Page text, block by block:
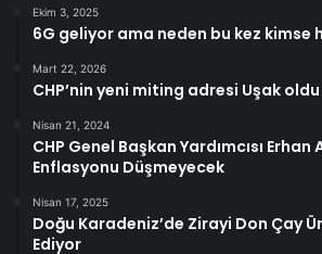
Ekim 3, 2025
6G geliyor ama neden bu kez kimse
Mart 22, 2026
CHP’nin yeni miting adresi Uşak oldu
Nisan 21, 2024
CHP Genel Başkan Yardımcısı Erhan
Enflasyonu Düşmeyecek
Nisan 17, 2025
Doğu Karadeniz’de Zirayi Don Çay
Ediyor